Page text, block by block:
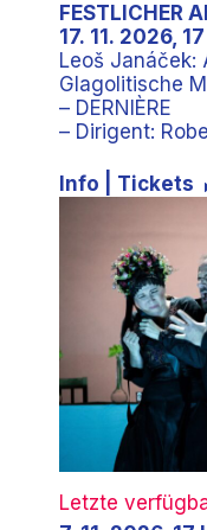
FESTLICHER
17. 11. 2026,
Leoš Janáček:
Glagolitische
– DERNIÈRE
– Dirigent:
Info | Tickets
Letzte